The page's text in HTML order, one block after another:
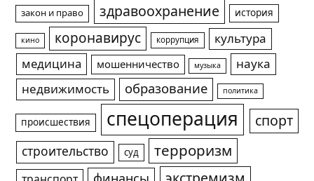
закон и право здравоохранение история
кино коронавирус коррупция
культура
медицина
мошенничество музыка
наука
недвижимость
образование политика
происшествия спецоперация спорт
строительство суд терроризм